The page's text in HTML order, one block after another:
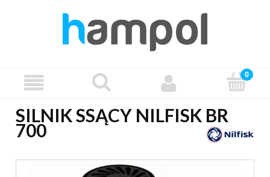
SILNIK SSĄCY NILFISK BR
700